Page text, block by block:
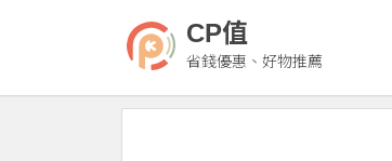
CP值
省錢優惠、好物推薦